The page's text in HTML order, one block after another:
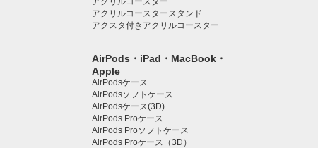
アクリルコースタースタンド
アクスタ付きアクリルコースター
AirPods・iPad・MacBook・
Apple
AirPodsケース
AirPodsソフトケース
AirPodsケース(3D)
AirPods Proケース
AirPods Proソフトケース
AirPods Proケース（3D）